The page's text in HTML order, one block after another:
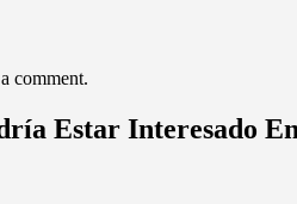
comment.
Estar Interesado